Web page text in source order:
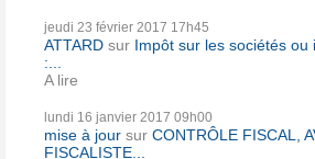
jeudi 23 février 2017 17h45
ATTARD sur Impôt sur les sociétés ou
:...
A lire
lundi 16 janvier 2017 09h00
mise à jour sur CONTRÔLE FISCAL,
FISCALISTE...